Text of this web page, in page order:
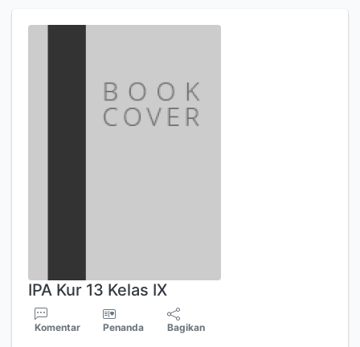
IPA Kur 13 Kelas IX
Komentar Penanda Bagikan